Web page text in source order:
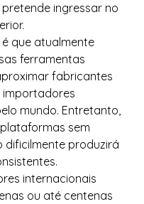
ingressar no
que atualmente
ferramentas
fabricantes
importadores
mundo. Entretanto,
sem
dificilmente produzirá
internacionais
ou até centenas